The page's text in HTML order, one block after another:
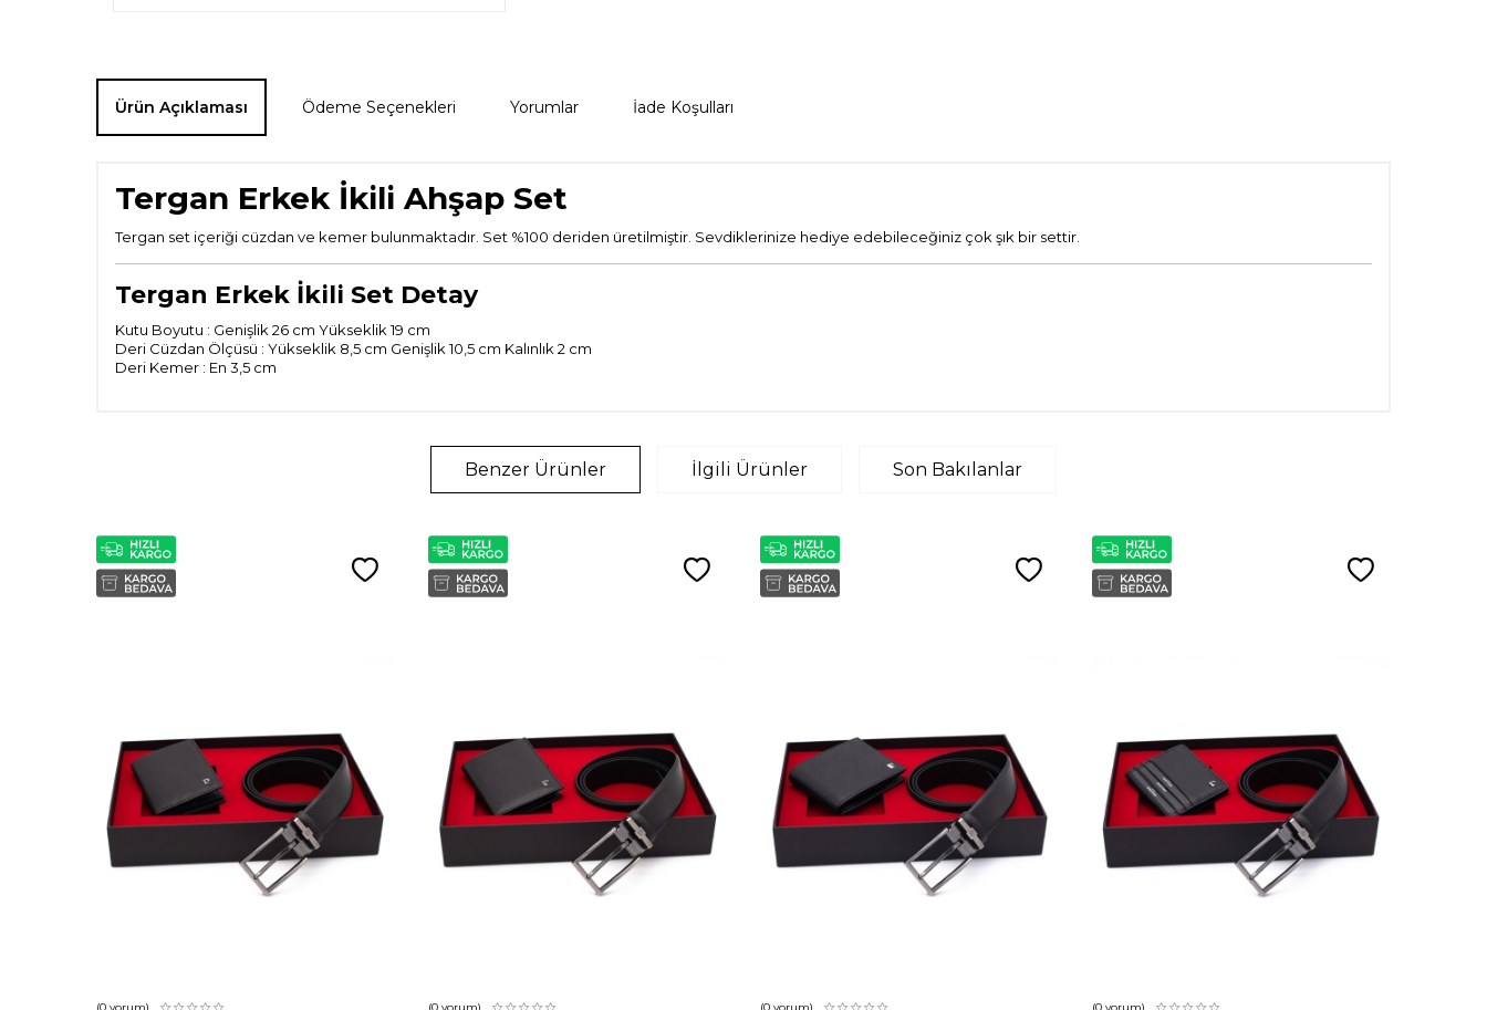
Ürün Açıklaması Ödeme Seçenekleri Yorumlar İade Koşulları
Tergan Erkek İkili Ahşap Set
Tergan set içeriği cüzdan ve kemer bulunmaktadır. Set %100 deriden üretilmiştir. Sevdiklerinize hediye edebileceğiniz çok şık bir settir.
Tergan Erkek İkili Set Detay
Kutu Boyutu : Genişlik 26 cm Yükseklik 19 cm
Deri Cüzdan Ölçüsü : Yükseklik 8,5 cm Genişlik10,5 cm Kalınlık 2 cm
Deri Kemer : En 3,5 cm
Benzer Ürünler İlgili Ürünler Son Bakılanlar